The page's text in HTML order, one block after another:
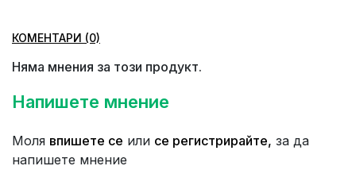
КОМЕНТАРИ (0)
Няма мнения за този продукт.
Напишете мнение
Моля впишете се или се регистрирайте, за да
напишете мнение